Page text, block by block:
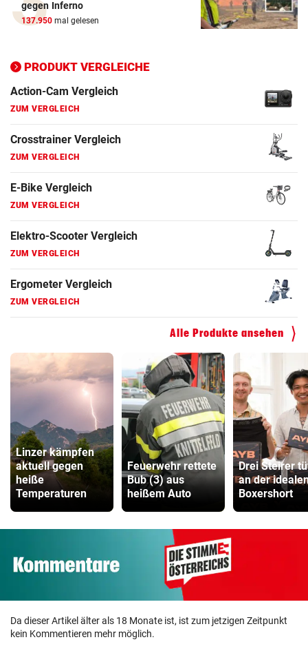
gegen Inferno
137.950 mal gelesen
PRODUKT VERGLEICHE
ZUM VERGLEICH
ZUM VERGLEICH
ZUM VERGLEICH
Hoverboard Vergleich
ZUM VERGLEICH
Kinderfahrrad Vergleich
ZUM VERGLEICH
Alle Produkte ansehen
Linzer kämpfen
aktuell gegen
heiße
Temperaturen
Feuerwehr rettete
Bub (3) aus
heißem Auto
Drei Steirer
an der
Boxershort
Da dieser Artikel älter als 18 Monate ist, ist zum jetzigen Zeitpunkt
kein Kommentieren mehr möglich.